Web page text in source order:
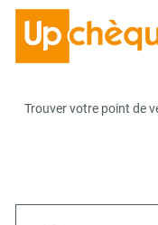
Trouver votre point de